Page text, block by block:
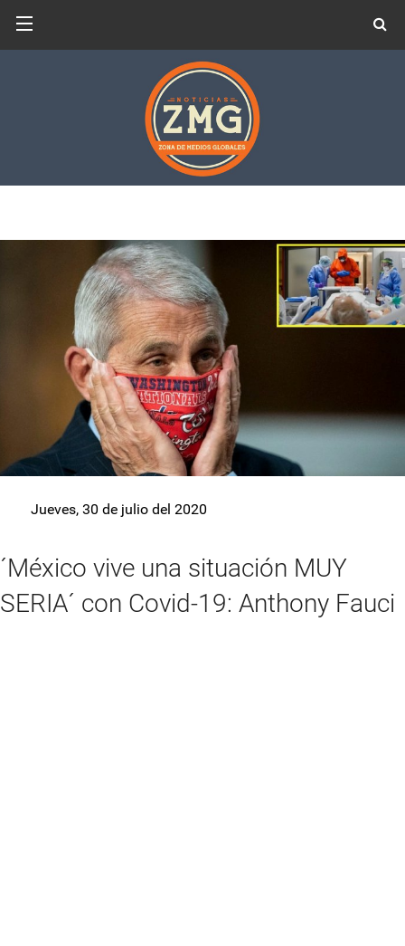
Jueves, 30 de julio del 2020
´México vive una situación MUY
SERIA´ con Covid-19: Anthony Fauci